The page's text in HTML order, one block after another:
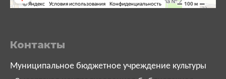
Контакты
Муниципальное бюджетное учреждение культуры